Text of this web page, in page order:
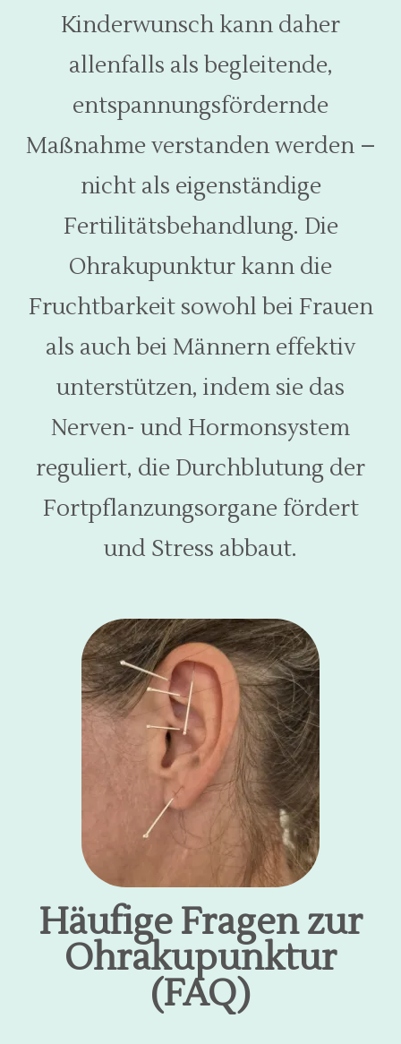
Kinderwunsch kann daher
allenfalls als begleitende,
entspannungsfördernde
Maßnahme verstanden werden –
nicht als eigenständige
Fertilitätsbehandlung. Die
Ohrakupunktur kann die
Fruchtbarkeit sowohl bei Frauen
als auch bei Männern effektiv
unterstützen, indem sie das
Nerven- und Hormonsystem
reguliert, die Durchblutung der
Fortpflanzungsorgane fördert
und Stress abbaut.
Häufige Fragen zur
Ohrakupunktur
(FAQ)